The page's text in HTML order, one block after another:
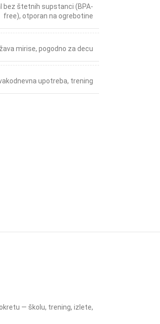
bez štetnih supstanci (BPA-
free), otporan na ogrebotine
mirise, pogodno za decu
upotreba, trening
— školu, trening, izlete,